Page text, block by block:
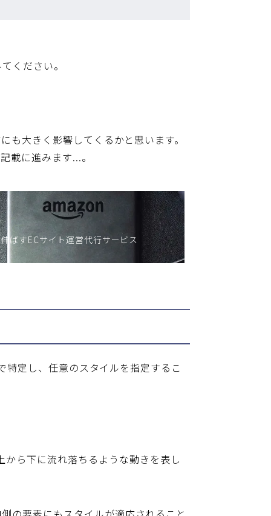
ください。
大きく影響してくるかと思います。
載に進みます...。
ばすECサイト運営代行サービス
定し、任意のスタイルを指定するこ
ら下に流れ落ちるような動きを表し